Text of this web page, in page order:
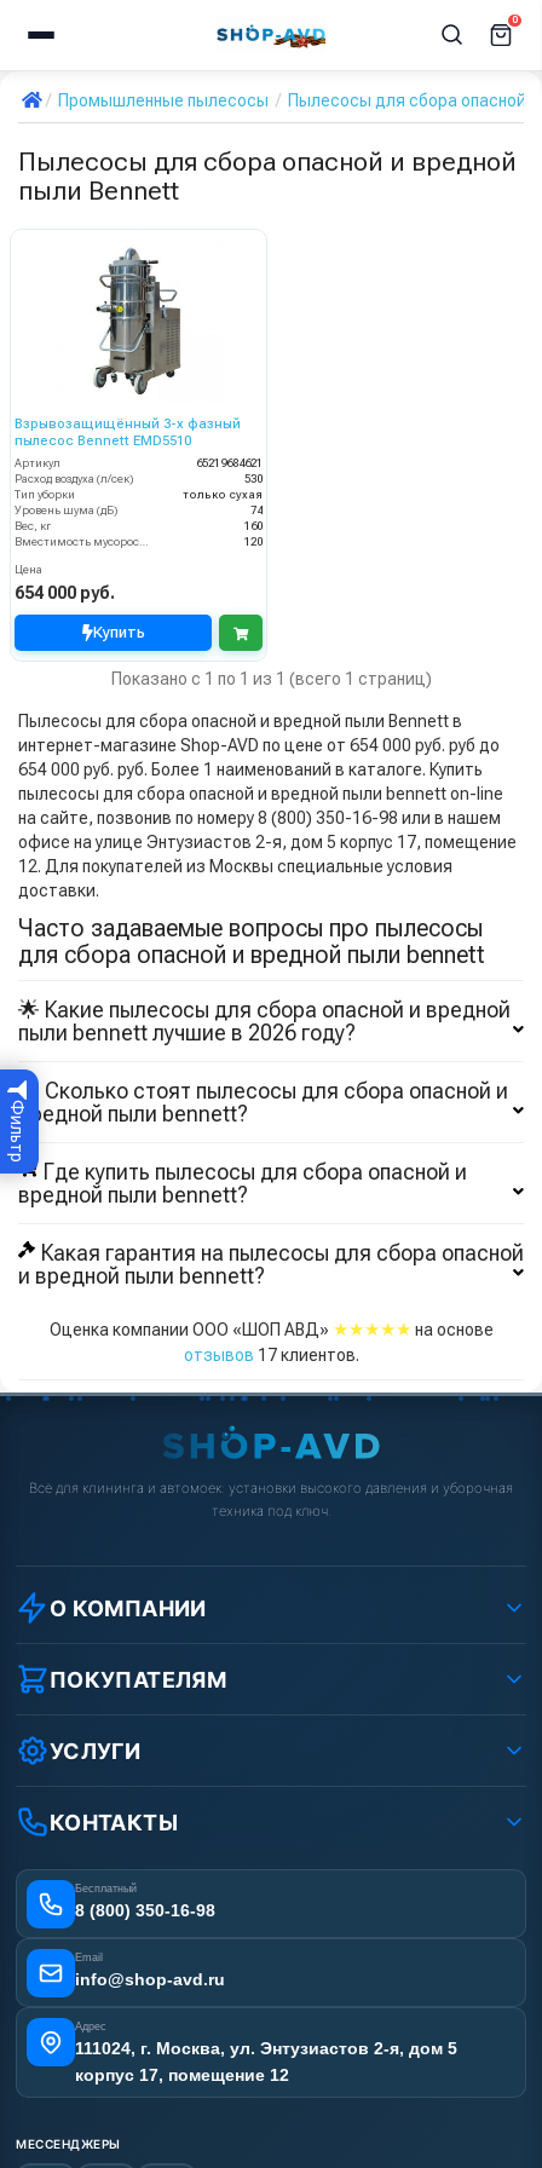
0
Промышленные пылесосы Пылесосы для сбора опасной
Фильтр
Пылесосы для сбора опасной и вредной
пыли Bennett
Взрывозащищённый 3-х фазный
пылесос Bennett EMD5510
Артикул
65219684621
Расход воздуха (л/сек)
530
Тип уборки
только сухая
Уровень шума (дБ)
74
Вес, кг
160
Вместимость мусоросборника (л)
120
Цена
654 000 руб.
Купить
Показано с 1 по 1 из 1 (всего 1 страниц)
Пылесосы для сбора опасной и вредной пыли Bennett в
интернет-магазине Shop-AVD по цене от 654 000 руб. руб до
654 000 руб. руб. Более 1 наименований в каталоге. Купить
пылесосы для сбора опасной и вредной пыли bennett on-line
на сайте, позвонив по номеру 8 (800) 350-16-98 или в нашем
офисе на улице Энтузиастов 2-я, дом 5 корпус 17, помещение
12. Для покупателей из Москвы специальные условия
доставки.
Часто задаваемые вопросы про пылесосы
для сбора опасной и вредной пыли bennett
🌟 Какие пылесосы для сбора опасной и вредной
пыли bennett лучшие в 2026 году?
🔖 Сколько стоят пылесосы для сбора опасной и
вредной пыли bennett?
Где купить пылесосы для сбора опасной и
вредной пыли bennett?
Какая гарантия на пылесосы для сбора опасной
и вредной пыли bennett?
Оценка компании ООО «ШОП АВД» ★★★★★ на основе
отзывов 17клиентов.
Всё для клининга и автомоек: установки высокого давления и уборочная
техника под ключ.
О КОМПАНИИ
О компании
Реквизиты ООО «Шоп АВД»
Условия соглашения
Вакансии
Статьи
ПОКУПАТЕЛЯМ
Как заказать?
Оплата
Лизинг
Получить скидку
УСЛУГИ
Услуги
Аренда АВД
Сертификаты
Наши работы
Карта сайта
КОНТАКТЫ
Бесплатный
8 (800) 350-16-98
Email
info@shop-avd.ru
Адрес
111024, г. Москва, ул. Энтузиастов 2-я, дом 5
корпус 17, помещение 12
МЕССЕНДЖЕРЫ